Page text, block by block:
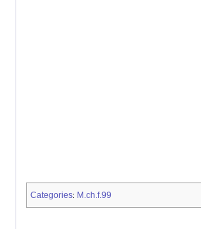
Categories: M.ch.f.99